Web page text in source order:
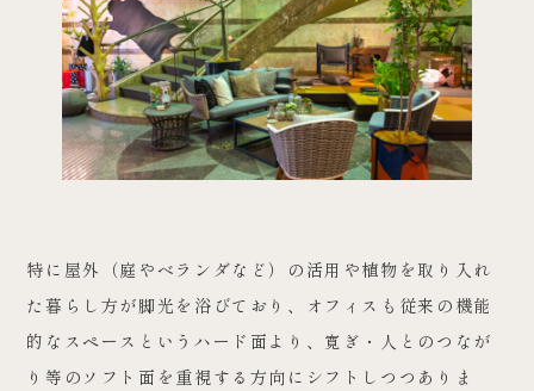
特に屋外（庭やベランダなど）の活用や植物を取り入れ
た暮らし方が脚光を浴びており、オフィスも従来の機能
的なスペースというハード面より、寛ぎ・人とのつなが
り等のソフト面を重視する方向にシフトしつつありま